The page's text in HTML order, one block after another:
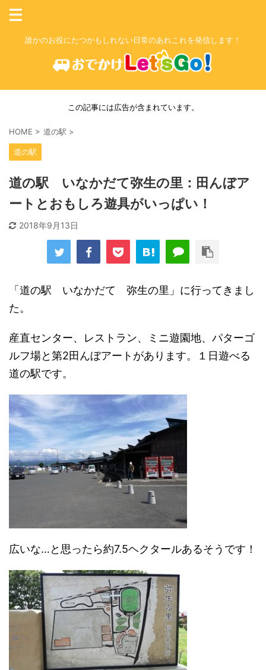
誰かのお役にたつかもしれない日常のあれこれを発信します！
この記事には広告が含まれています。
HOME > 道の駅 >
道の駅
道の駅 いなかだて弥生の里：田んぼア
ートとおもしろ遊具がいっぱい！
2018年9月13日
「道の駅 いなかだて 弥生の里」に行ってきまし
た。
産直センター、レストラン、ミニ遊園地、パターゴ
ルフ場と第2田んぼアートがあります。１日遊べる
道の駅です。
広いな…と思ったら約7.5ヘクタールあるそうです！